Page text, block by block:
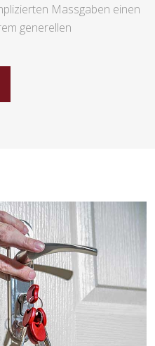
Massgaben einen
generellen